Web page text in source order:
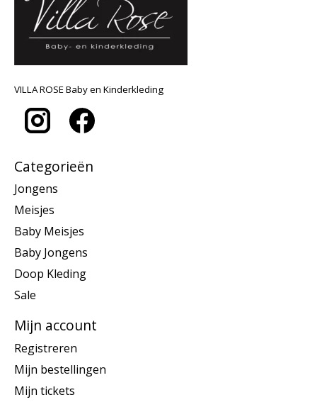
VILLA ROSE Baby en Kinderkleding
Categorieën
Jongens
Meisjes
Baby Meisjes
Baby Jongens
Doop Kleding
Sale
Mijn account
Registreren
Mijn bestellingen
Mijn tickets